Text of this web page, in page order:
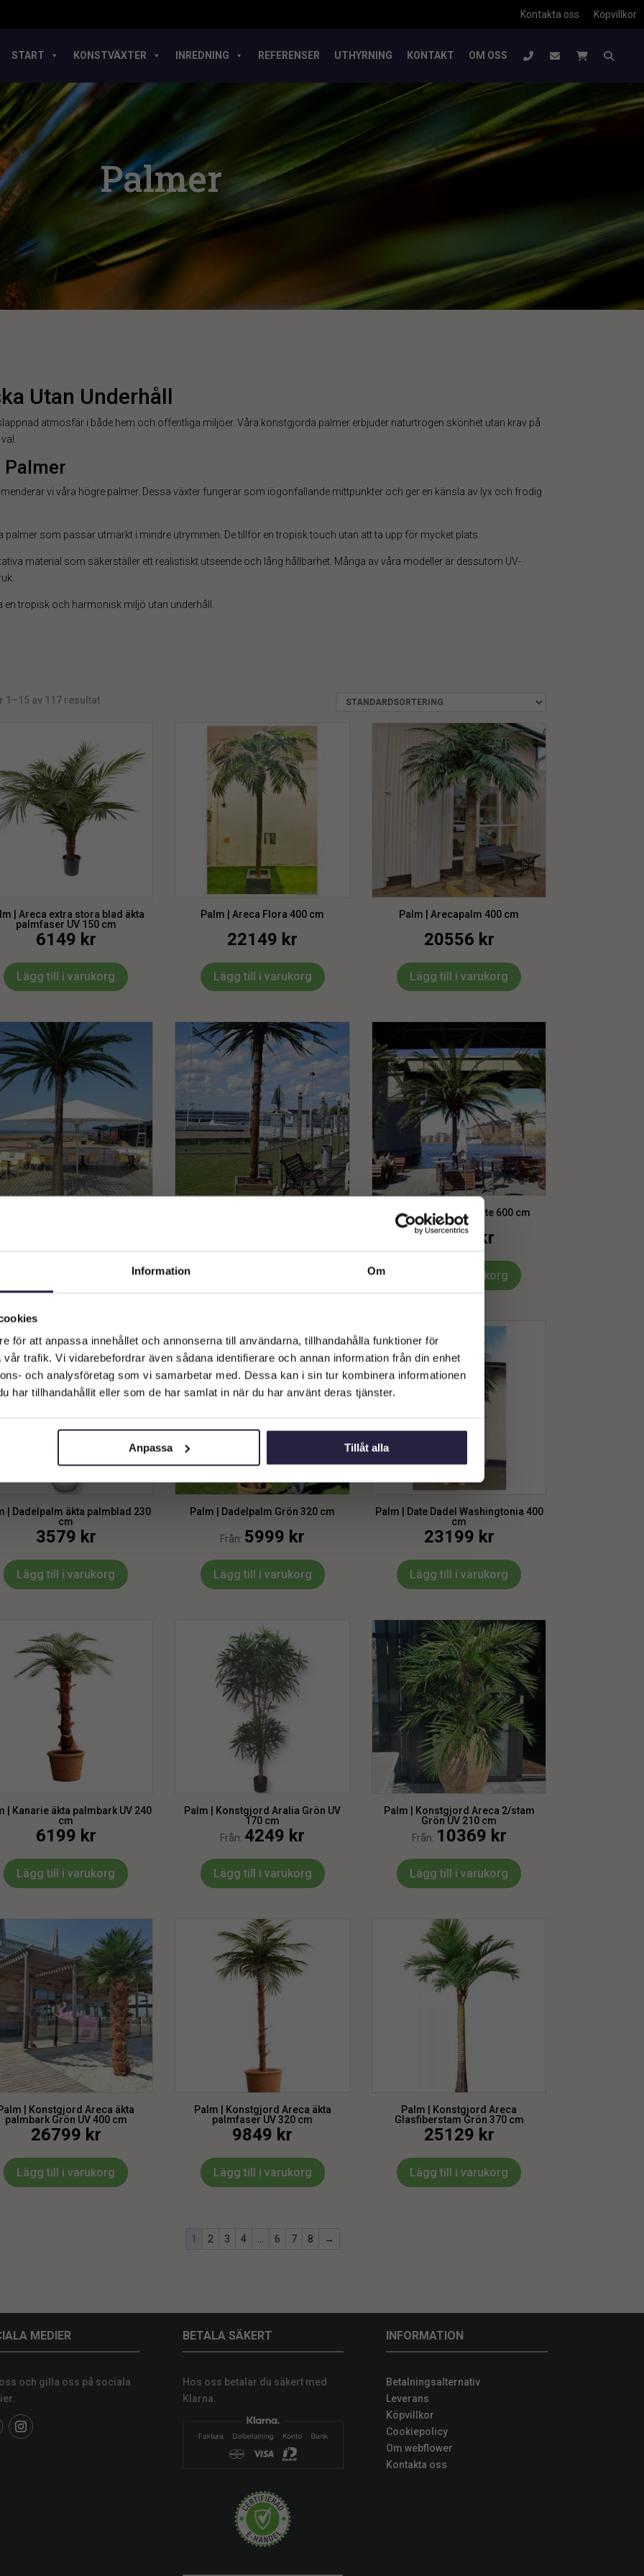
Information Om
för att anpassa innehållet och annonserna till användarna, tillhandahålla funktioner för
trafik. Vi vidarebefordrar även sådana identifierare och annan information från din enhet
och analysföretag som vi samarbetar med. Dessa kan i sin tur kombinera informationen
har tillhandahållit eller som de har samlat in när du har använt deras tjänster.
Anpassa Tillåt alla
Köpvillkor
Kontakta oss
START KONSTVÄXTER INREDNING REFERENSER UTHYRNING KONTAKT OM OSS
Palmer
Utan Underhåll
atmosfär i både hem och offentliga miljöer. Våra konstgjorda palmer erbjuder naturtrogen skönhet utan krav på
vi våra högre palmer. Dessa växter fungerar som iögonfallande mittpunkter och ger en känsla av lyx och frodig
som passar utmärkt i mindre utrymmen. De tillför en tropisk touch utan att ta upp för mycket plats.
material som säkerställer ett realistiskt utseende och lång hållbarhet. Många av våra modeller är dessutom UV-
tropisk och harmonisk miljö utan underhåll.
1–15 av 117 resultat
| Areca extra stora blad äkta
palmfaser UV 150 cm
6149 kr
Lägg till i varukorg
Palm | Areca Flora 400 cm
22149 kr
Lägg till i varukorg
Palm | Arecapalm 400 cm
20556 kr
Lägg till i varukorg
Palm | Dadel/Date Jate 600 cm
21849 kr
Lägg till i varukorg
| Dadelpalm äkta palmblad 230
cm
3579 kr
Lägg till i varukorg
Palm | Dadelpalm Grön 320 cm
Från: 5999 kr
Lägg till i varukorg
Palm | Date Dadel Washingtonia 400
cm
23199 kr
Lägg till i varukorg
| Kanarie äkta palmbark UV 240
cm
6199 kr
Lägg till i varukorg
Palm | Konstgjord Aralia Grön UV
170 cm
Från: 4249 kr
Lägg till i varukorg
Palm | Konstgjord Areca 2/stam
Grön UV 210 cm
Från: 10369 kr
Lägg till i varukorg
| Konstgjord Areca äkta
palmbark Grön UV 400 cm
26799 kr
Lägg till i varukorg
Palm | Konstgjord Areca äkta
palmfaser UV 320 cm
9849 kr
Lägg till i varukorg
Palm | Konstgjord Areca
Glasfiberstam Grön 370 cm
25129 kr
Lägg till i varukorg
1 2 3 4 6 7 8 →
MEDIER
och gilla oss på sociala
BETALA SÄKERT
Hos oss betalar du säkert med
Klarna.
INFORMATION
Betalningsalternativ
Leverans
Köpvillkor
Cookiepolicy
Om webflower
Kontakta oss
Välkommen till Webflower
Vilken typ av kund är du? Du kan alltid justera ditt val längst upp
Företagskund (exkl. moms)